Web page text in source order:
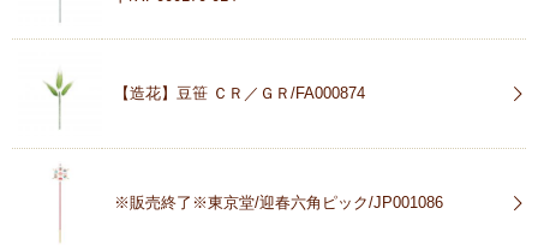
【造花】豆笹 ＣＲ／ＧＲ/FA000874
※販売終了※東京堂/迎春六角ピック/JP001086